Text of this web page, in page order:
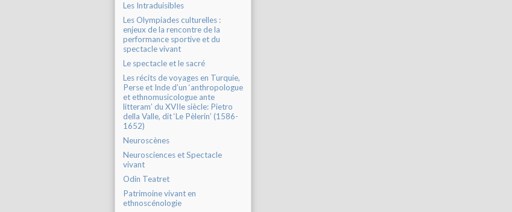
Les Intraduisibles
Les Olympiades culturelles :
enjeux de la rencontre de la
performance sportive et du
spectacle vivant
Le spectacle et le sacré
Les récits de voyages en Turquie,
Perse et Inde d’un ‘anthropologue
et ethnomusicologue ante
litteram’ du XVIIe siècle: Pietro
della Valle, dit ‘Le Pèlerin’ (1586-
1652)
Neuroscènes
Neurosciences et Spectacle
vivant
Odin Teatret
Patrimoine vivant en
ethnoscénologie